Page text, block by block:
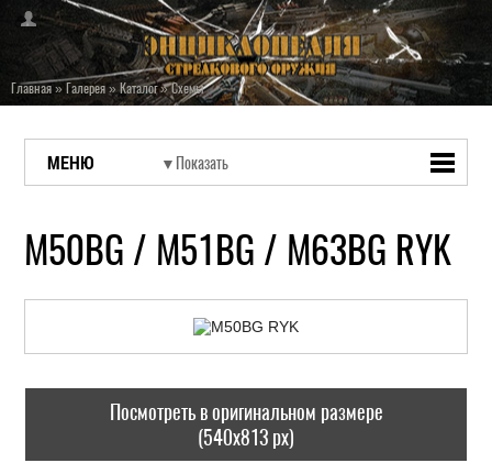
Главная»Галерея»Каталог»Схемы
МЕНЮ
M50BG / M51BG / M63BG RYK
Посмотреть в оригинальном размере
(540x813 px)